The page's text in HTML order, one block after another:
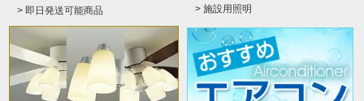
> 即日発送可能商品 > 施設用照明